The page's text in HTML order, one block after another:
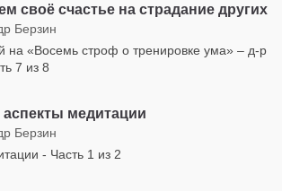
своё счастье на страдание других
Берзин
на «Восемь строф о тренировке ума» – д-р
7 из 8
медитации
Берзин
- Часть 1 из 2